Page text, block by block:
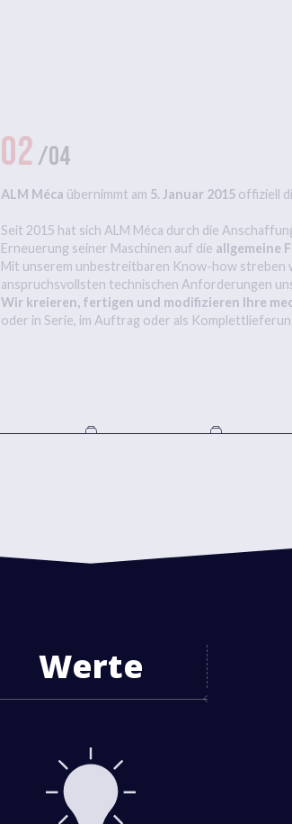
02/04
ALM Méca übernimmt am 5. Januar 2015offiziell
Seit 2015 hat sich ALM Méca durch die
Erneuerung seiner Maschinen auf die allgemeine
Mit unserem unbestreitbaren Know-how streben
anspruchsvollsten technischen Anforderungen
Wir kreieren, fertigen und modifizieren Ihre
oder in Serie, im Auftrag oder als
Werte